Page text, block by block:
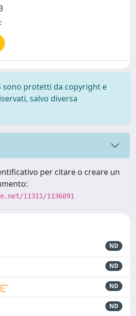
sono protetti da copyright e
salvo diversa
per citare o creare un
11311/1136091
ND
ND
ND
ND